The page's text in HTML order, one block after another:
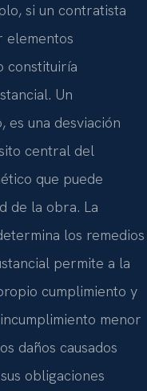
si un contratista
elementos
constituiría
Un
es una desviación
central del
que puede
de la obra. La
los remedios
permite a la
cumplimiento y
menor
daños causados
obligaciones